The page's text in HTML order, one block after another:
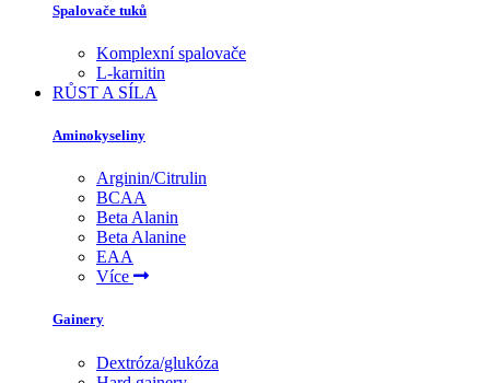
Spalovače tuků
Komplexní spalovače
L-karnitin
RŮST A SÍLA
Aminokyseliny
Arginin/Citrulin
BCAA
Beta Alanin
Beta Alanine
EAA
Více
Gainery
Dextróza/glukóza